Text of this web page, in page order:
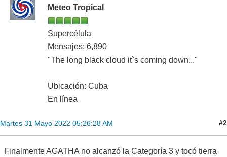
Meteo Tropical
Supercélula
Mensajes: 6,890
"The long black cloud it`s coming down..."
Ubicación: Cuba
En línea
Martes 31 Mayo 2022 05:26:28 AM #2
Finalmente AGATHA no alcanzó la Categoría 3 y tocó tierra